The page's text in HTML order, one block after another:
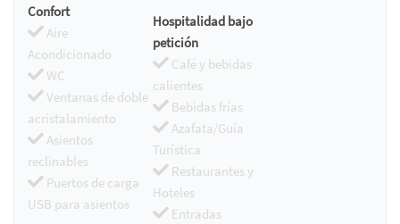
Confort
Aire
Acondicionado
WC
Ventanas de doble
acristalamiento
Asientos
reclinables
Puertos de carga
USB para asientos
Hospitalidad bajo
petición
Café y bebidas
calientes
Bebidas frías
Azafata/Guía
Turística
Restaurantes y
Hoteles
Entradas